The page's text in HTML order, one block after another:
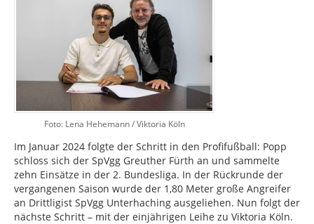
Foto: Lena Hehemann / Viktoria Köln
Im Januar 2024 folgte der Schritt in den Profifußball: Popp
schloss sich der SpVgg Greuther Fürth an und sammelte
zehn Einsätze in der 2. Bundesliga. In der Rückrunde der
vergangenen Saison wurde der 1,80 Meter große Angreifer
an Drittligist SpVgg Unterhaching ausgeliehen. Nun folgt der
nächste Schritt – mit der einjährigen Leihe zu Viktoria Köln.